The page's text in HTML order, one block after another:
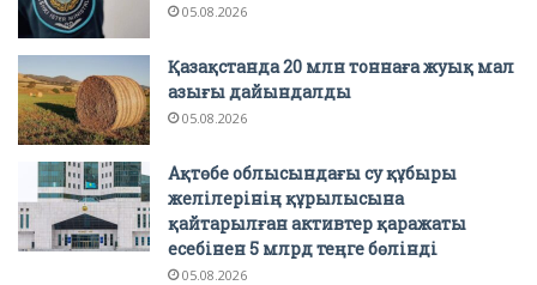
05.08.2026
Қазақстанда 20 млн тоннаға жуық мал
азығы дайындалды
05.08.2026
Ақтөбе облысындағы су құбыры
желілерінің құрылысына
қайтарылған активтер қаражаты
есебінен 5 млрд теңге бөлінді
05.08.2026